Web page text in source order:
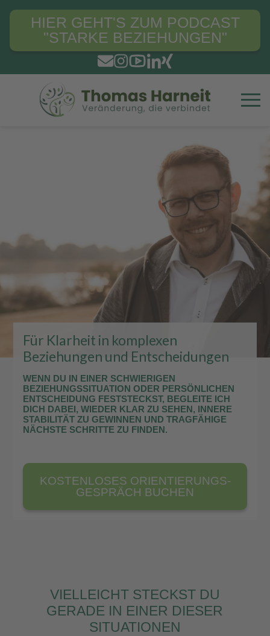
HIER GEHT'S ZUM PODCAST
"STARKE BEZIEHUNGEN"
Für Klarheit in komplexen
Beziehungen und Entscheidungen
WENN DU IN EINER SCHWIERIGEN
BEZIEHUNGSSITUATION ODER PERSÖNLICHEN
ENTSCHEIDUNG FESTSTECKST, BEGLEITE ICH
DICH DABEI, WIEDER KLAR ZU SEHEN, INNERE
STABILITÄT ZU GEWINNEN UND TRAGFÄHIGE
NÄCHSTE SCHRITTE ZU FINDEN.
KOSTENLOSES ORIENTIERUNGS­
GESPRÄCH BUCHEN
VIELLEICHT STECKST DU
GERADE IN EINER DIESER
SITUATIONEN